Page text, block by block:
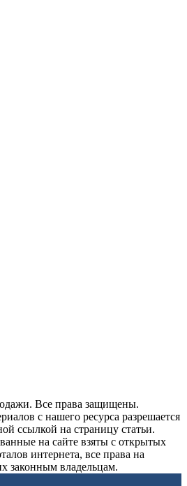
Все права защищены.
с нашего ресурса разрешается
ссылкой на страницу статьи.
на сайте взяты с открытых
интернета, все права на
законным владельцам.